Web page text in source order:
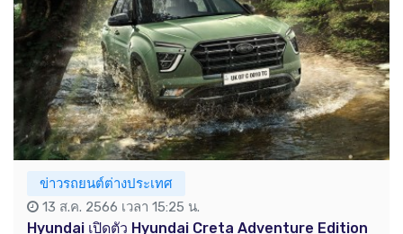
ข่าวรถยนต์ต่างประเทศ
13 ส.ค. 2566 เวลา 15:25 น.
Hyundai เปิดตัว Hyundai Creta Adventure Edition